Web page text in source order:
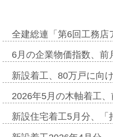
全建総連「第6回工務
6月の企業物価指数、
新設着工、80万戸に向
2026年5月の木軸着工
新設住宅着工5月分、